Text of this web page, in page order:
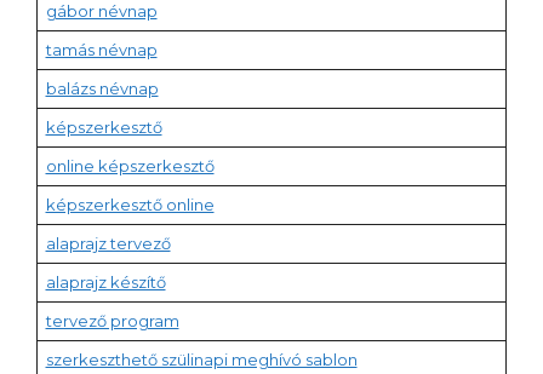
gábor névnap
tamás névnap
balázs névnap
képszerkesztő
online képszerkesztő
képszerkesztő online
alaprajz tervező
alaprajz készítő
tervező program
szerkeszthető szülinapi meghívó sablon